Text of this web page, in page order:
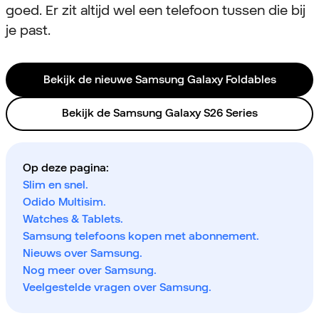
goed. Er zit altijd wel een telefoon tussen die bij
je past.
Bekijk de nieuwe Samsung Galaxy Foldables
Bekijk de Samsung Galaxy S26 Series
Op deze pagina:
Slim en snel.
Odido Multisim.
Watches & Tablets.
Samsung telefoons kopen met abonnement.
Nieuws over Samsung.
Nog meer over Samsung.
Veelgestelde vragen over Samsung.